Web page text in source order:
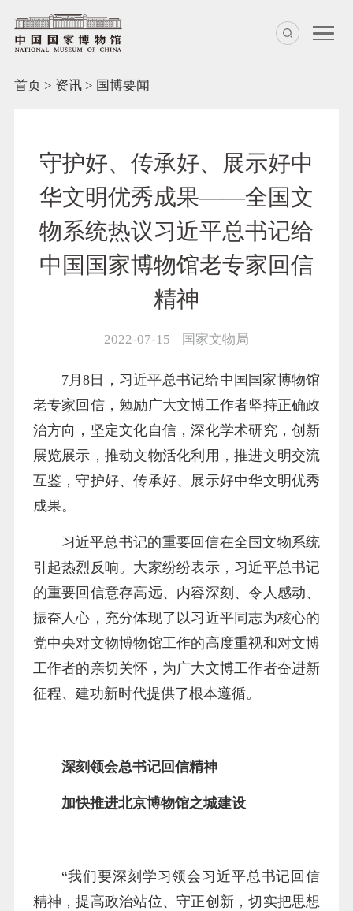
首页> 资讯> 国博要闻
守护好、传承好、展示好中
华文明优秀成果——全国文
物系统热议习近平总书记给
中国国家博物馆老专家回信
精神
2022-07-15 国家文物局
7月8日，习近平总书记给中国国家博物馆
老专家回信，勉励广大文博工作者坚持正确政
治方向，坚定文化自信，深化学术研究，创新
展览展示，推动文物活化利用，推进文明交流
互鉴，守护好、传承好、展示好中华文明优秀
成果。
习近平总书记的重要回信在全国文物系统
引起热烈反响。大家纷纷表示，习近平总书记
的重要回信意存高远、内容深刻、令人感动、
振奋人心，充分体现了以习近平同志为核心的
党中央对文物博物馆工作的高度重视和对文博
工作者的亲切关怀，为广大文博工作者奋进新
征程、建功新时代提供了根本遵循。
深刻领会总书记回信精神
加快推进北京博物馆之城建设
“我们要深刻学习领会习近平总书记回信
精神，提高政治站位、守正创新，切实把思想